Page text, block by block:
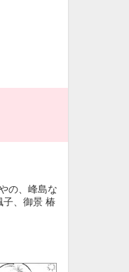
の、峰島な
子、御景 椿